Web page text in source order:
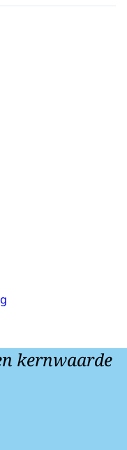
kernwaarde